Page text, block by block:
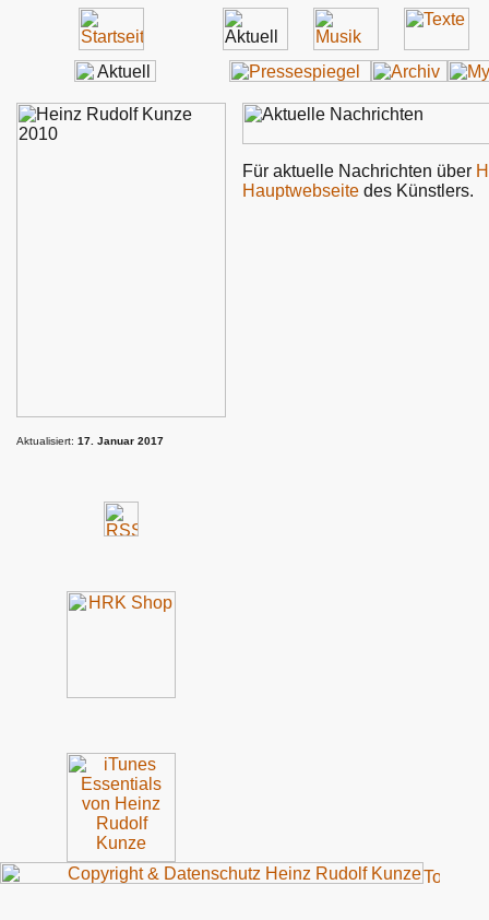
Aktualisiert: 17. Januar 2017
Für aktuelle Nachrichten über
Hauptwebseite des Künstlers.